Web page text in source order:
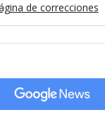
de correcciones